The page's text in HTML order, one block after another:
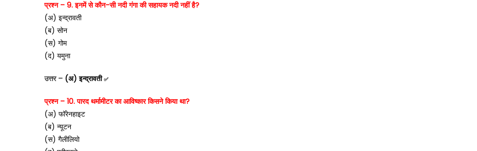
प्रश्न – 9. इनमें से कौन-सी नदी गंगा की सहायक नदी नहीं है?
(अ) इन्द्रावती
(ब) सोन
(स) गोम
(द) यमुना
उत्तर – (अ) इन्द्रावती ✅
प्रश्न – 10. पारद थर्मामीटर का आविष्कार किसने किया था?
(अ) फॉरेनहाइट
(ब) न्यूटन
(स) गैलीलियो